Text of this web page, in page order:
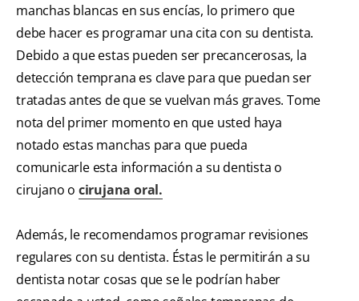
manchas blancas en sus encías, lo primero que
debe hacer es programar una cita con su dentista.
Debido a que estas pueden ser precancerosas, la
detección temprana es clave para que puedan ser
tratadas antes de que se vuelvan más graves. Tome
nota del primer momento en que usted haya
notado estas manchas para que pueda
comunicarle esta información a su dentista o
cirujano o cirujana oral.
Además, le recomendamos programar revisiones
regulares con su dentista. Éstas le permitirán a su
dentista notar cosas que se le podrían haber